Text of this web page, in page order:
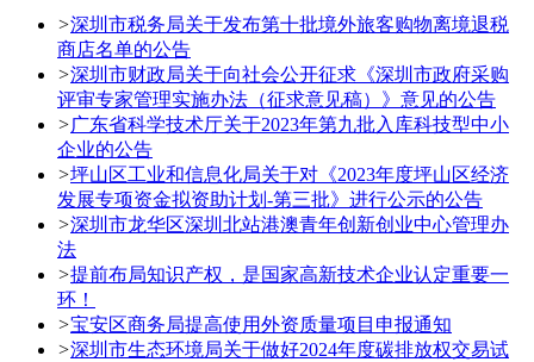
>深圳市税务局关于发布第十批境外旅客购物离境退税
商店名单的公告
>深圳市财政局关于向社会公开征求《深圳市政府采购
评审专家管理实施办法（征求意见稿）》意见的公告
>广东省科学技术厅关于2023年第九批入库科技型中小
企业的公告
>坪山区工业和信息化局关于对《2023年度坪山区经济
发展专项资金拟资助计划-第三批》进行公示的公告
>深圳市龙华区深圳北站港澳青年创新创业中心管理办
法
>提前布局知识产权，是国家高新技术企业认定重要一
环！
>宝安区商务局提高使用外资质量项目申报通知
>深圳市生态环境局关于做好2024年度碳排放权交易试